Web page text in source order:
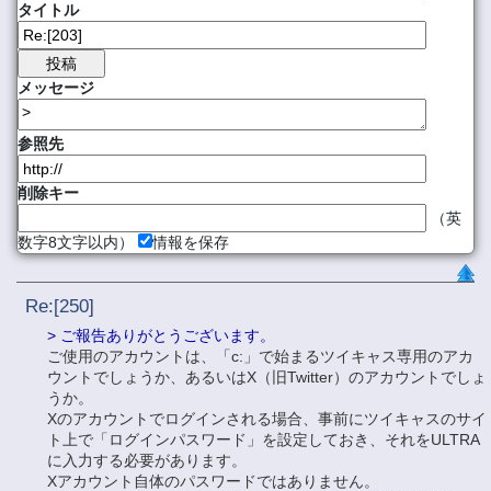
タイトル
メッセージ
参照先
削除キー
（英
数字8文字以内）
情報を保存
Re:[250]
> ご報告ありがとうございます。
ご使用のアカウントは、「c:」で始まるツイキャス専用のアカ
ウントでしょうか、あるいはX（旧Twitter）のアカウントでしょ
うか。
Xのアカウントでログインされる場合、事前にツイキャスのサイ
ト上で「ログインパスワード」を設定しておき、それをULTRA
に入力する必要があります。
Xアカウント自体のパスワードではありません。